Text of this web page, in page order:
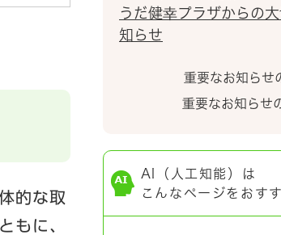
的な取
もに、
うだ健幸プラザからの
知らせ
重要なお知らせ
重要なお知らせ
AI（人工知能）は
こんなページをおす